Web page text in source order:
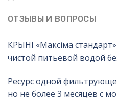
ОТЗЫВЫ И ВОПРОСЫ
КРЫНI «Максiма
чистой питьевой водой
Ресурс одной
но не более 3 месяцев с